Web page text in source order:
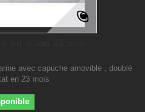
avec capuche amovible , doublé
en 23 mois